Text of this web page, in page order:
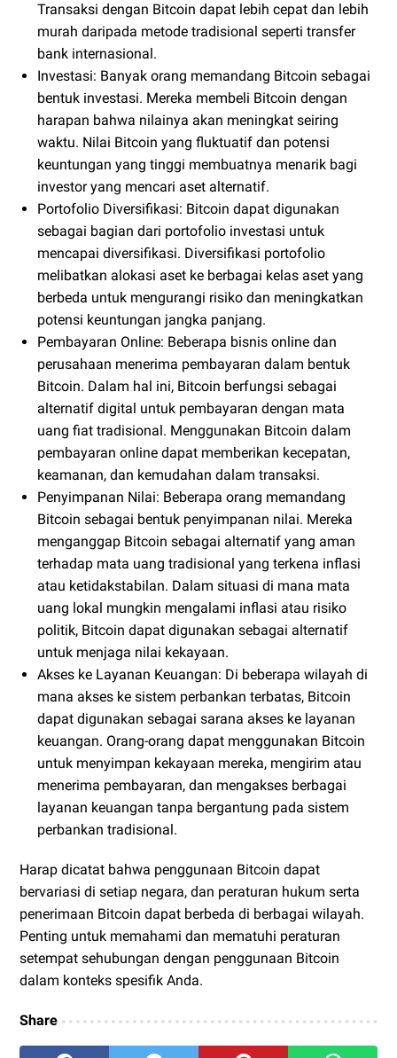
Transaksi dengan Bitcoin dapat lebih cepat dan lebih
murah daripada metode tradisional seperti transfer
bank internasional.
Investasi: Banyak orang memandang Bitcoin sebagai
bentuk investasi. Mereka membeli Bitcoin dengan
harapan bahwa nilainya akan meningkat seiring
waktu. Nilai Bitcoin yang fluktuatif dan potensi
keuntungan yang tinggi membuatnya menarik bagi
investor yang mencari aset alternatif.
Portofolio Diversifikasi: Bitcoin dapat digunakan
sebagai bagian dari portofolio investasi untuk
mencapai diversifikasi. Diversifikasi portofolio
melibatkan alokasi aset ke berbagai kelas aset yang
berbeda untuk mengurangi risiko dan meningkatkan
potensi keuntungan jangka panjang.
Pembayaran Online: Beberapa bisnis online dan
perusahaan menerima pembayaran dalam bentuk
Bitcoin. Dalam hal ini, Bitcoin berfungsi sebagai
alternatif digital untuk pembayaran dengan mata
uang fiat tradisional. Menggunakan Bitcoin dalam
pembayaran online dapat memberikan kecepatan,
keamanan, dan kemudahan dalam transaksi.
Penyimpanan Nilai: Beberapa orang memandang
Bitcoin sebagai bentuk penyimpanan nilai. Mereka
menganggap Bitcoin sebagai alternatif yang aman
terhadap mata uang tradisional yang terkena inflasi
atau ketidakstabilan. Dalam situasi di mana mata
uang lokal mungkin mengalami inflasi atau risiko
politik, Bitcoin dapat digunakan sebagai alternatif
untuk menjaga nilai kekayaan.
Akses ke Layanan Keuangan: Di beberapa wilayah di
mana akses ke sistem perbankan terbatas, Bitcoin
dapat digunakan sebagai sarana akses ke layanan
keuangan. Orang-orang dapat menggunakan Bitcoin
untuk menyimpan kekayaan mereka, mengirim atau
menerima pembayaran, dan mengakses berbagai
layanan keuangan tanpa bergantung pada sistem
perbankan tradisional.
Harap dicatat bahwa penggunaan Bitcoin dapat
bervariasi di setiap negara, dan peraturan hukum serta
penerimaan Bitcoin dapat berbeda di berbagai wilayah.
Penting untuk memahami dan mematuhi peraturan
setempat sehubungan dengan penggunaan Bitcoin
dalam konteks spesifik Anda.
Share